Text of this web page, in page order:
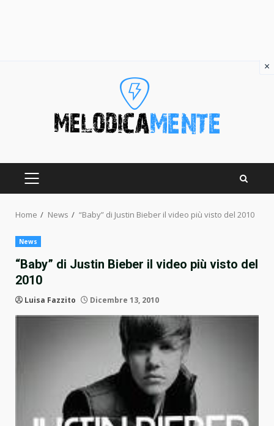
PRIMARY
Home News “Baby” di Justin Bieber il video più visto del 2010
News
“Baby” di Justin Bieber il video più visto del
2010
Luisa Fazzito Dicembre 13, 2010
×